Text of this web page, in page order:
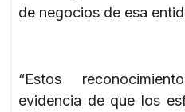
de negocios de esa
“Estos
evidencia de que los